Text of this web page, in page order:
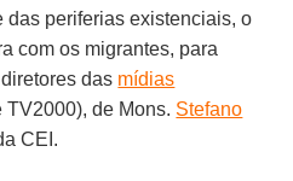
das periferias existenciais, o
com os migrantes, para
das mídias
TV2000), de Mons. Stefano
CEI.